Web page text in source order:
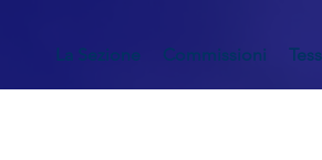
La Sezione Commissioni